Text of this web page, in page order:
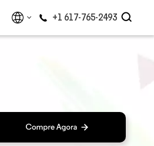
+1 617-765-2493